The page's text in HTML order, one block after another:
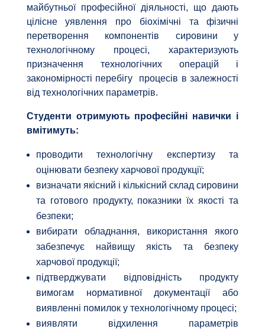
майбутньої професійної діяльності, що дають
цілісне уявлення про біохімічні та фізичні
перетворення компонентів сировини у
технологічному процесі, характеризують
призначення технологічних операцій і
закономірності перебігу процесів в залежності
від технологічних параметрів.
Студенти отримують професійні навички і
вмітимуть:
проводити технологічну експертизу та
оцінювати безпеку харчової продукції;
визначати якісний і кількісний склад сировини
та готового продукту, показники їх якості та
безпеки;
вибирати обладнання, використання якого
забезпечує найвищу якість та безпеку
харчової продукції;
підтверджувати відповідність продукту
вимогам нормативної документації або
виявленні помилок у технологічному процесі;
виявляти відхилення параметрів